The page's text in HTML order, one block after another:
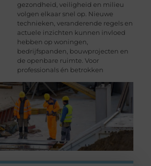
gezondheid, veiligheid en milieu
volgen elkaar snel op. Nieuwe
technieken, veranderende regels en
actuele inzichten kunnen invloed
hebben op woningen,
bedrijfspanden, bouwprojecten en
de openbare ruimte. Voor
professionals én betrokken